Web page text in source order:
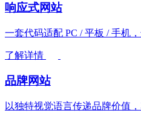
响应式网站
一套代码适配 PC / 平板 / 手机
了解详情
品牌网站
以独特视觉语言传递品牌价值